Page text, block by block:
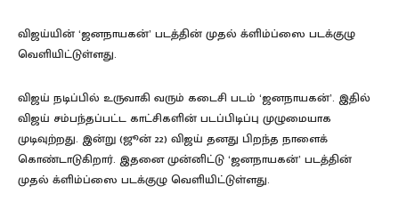
விஜய்யின் ‘ஜனநாயகன்’ படத்தின் முதல் க்ளிம்ப்ஸை படக்குழு
வெளியிட்டுள்ளது.
விஜய் நடிப்பில் உருவாகி வரும் கடைசி படம் ‘ஜனநாயகன்’. இதில்
விஜய் சம்பந்தப்பட்ட காட்சிகளின் படப்பிடிப்பு முழுமையாக
முடிவுற்றது. இன்று (ஜூன் 22) விஜய் தனது பிறந்த நாளைக்
கொண்டாடுகிறார். இதனை முன்னிட்டு ‘ஜனநாயகன்’ படத்தின்
முதல் க்ளிம்ப்ஸை படக்குழு வெளியிட்டுள்ளது.